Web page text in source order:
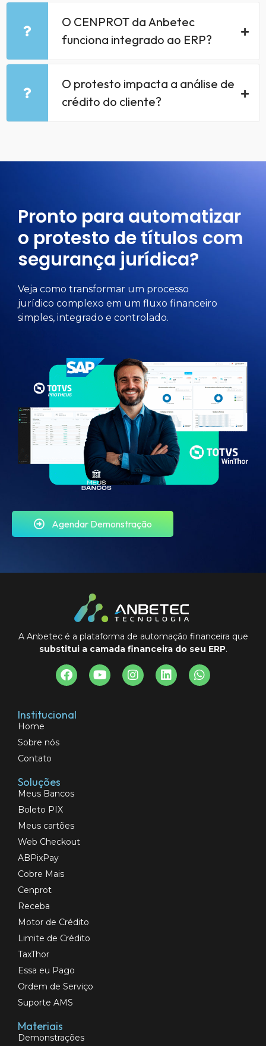
O CENPROT da Anbetec
funciona integrado ao ERP?
O protesto impacta a análise de
crédito do cliente?
Pronto para automatizar
o protesto de títulos com
segurança jurídica?
Veja como transformar um processo
jurídico complexo em um fluxo financeiro
simples, integrado e controlado.
Agendar Demonstração
A Anbetec é a plataforma de automação financeira que
substitui a camada financeira do seu ERP.
Institucional
Home
Sobre nós
Contato
Soluções
Meus Bancos
Boleto PIX
Meus cartões
Web Checkout
ABPixPay
Cobre Mais
Cenprot
Receba
Motor de Crédito
Limite de Crédito
TaxThor
Essa eu Pago
Ordem de Serviço
Suporte AMS
Materiais
Demonstrações